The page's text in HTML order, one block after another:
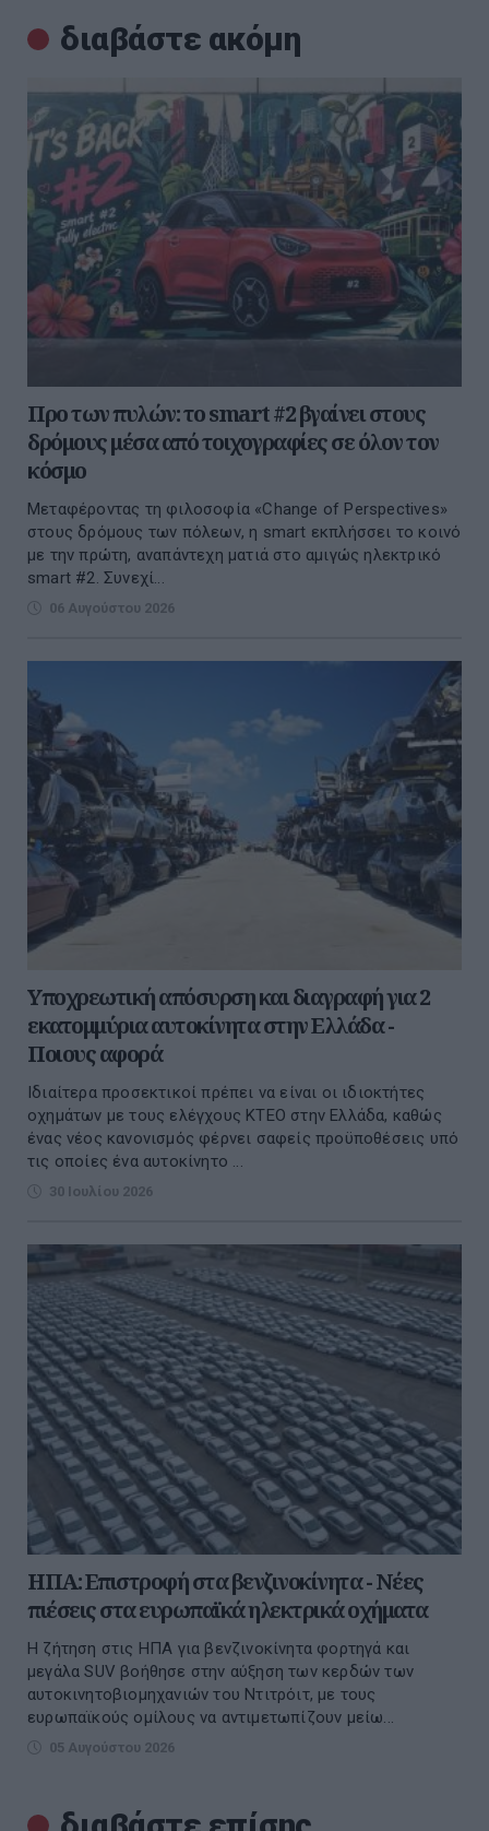
διαβάστε ακόμη
Προ των πυλών: το smart #2 βγαίνει στους
δρόμους μέσα από τοιχογραφίες σε όλον τον
κόσμο
Μεταφέροντας τη φιλοσοφία «Change of Perspectives»
στους δρόμους των πόλεων, η smart εκπλήσσει το κοινό
με την πρώτη, αναπάντεχη ματιά στο αμιγώς ηλεκτρικό
smart #2. Συνεχί...
06 Αυγούστου 2026
Υποχρεωτική απόσυρση και διαγραφή για 2
εκατομμύρια αυτοκίνητα στην Ελλάδα -
Ποιους αφορά
Ιδιαίτερα προσεκτικοί πρέπει να είναι οι ιδιοκτήτες
οχημάτων με τους ελέγχους ΚΤΕΟ στην Ελλάδα, καθώς
ένας νέος κανονισμός φέρνει σαφείς προϋποθέσεις υπό
τις οποίες ένα αυτοκίνητο ...
30 Ιουλίου 2026
ΗΠΑ: Επιστροφή στα βενζινοκίνητα - Νέες
πιέσεις στα ευρωπαϊκά ηλεκτρικά οχήματα
Η ζήτηση στις ΗΠΑ για βενζινοκίνητα φορτηγά και
μεγάλα SUV βοήθησε στην αύξηση των κερδών των
αυτοκινητοβιομηχανιών του Ντιτρόιτ, με τους
ευρωπαϊκούς ομίλους να αντιμετωπίζουν μείω...
05 Αυγούστου 2026